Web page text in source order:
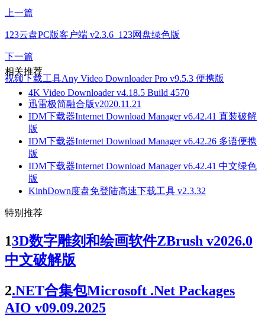
上一篇
123云盘PC版客户端 v2.3.6_123网盘绿色版
下一篇
视频下载工具Any Video Downloader Pro v9.5.3 便携版
相关推荐
4K Video Downloader v4.18.5 Build 4570
迅雷极简融合版v2020.11.21
IDM下载器Internet Download Manager v6.42.41 直装破解
版
IDM下载器Internet Download Manager v6.42.26 多语便携
版
IDM下载器Internet Download Manager v6.42.41 中文绿色
版
KinhDown度盘免登陆高速下载工具 v2.3.32
特别推荐
13D数字雕刻和绘画软件ZBrush v2026.0
中文破解版
2.NET合集包Microsoft .Net Packages
AIO v09.09.2025